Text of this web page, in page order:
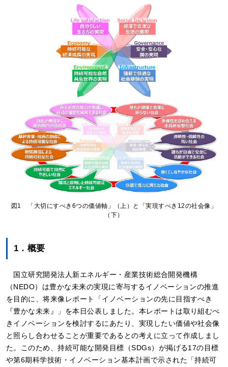
図1 「大切にすべき6つの価値軸」（上）と「実現すべき12の社会像」
（下）
1．概要
国立研究開発法人新エネルギー・産業技術総合開発機構
（NEDO）は豊かな未来の実現に寄与するイノベーションの推進
を目的に、将来像レポート「イノベーションの先に目指すべき
『豊かな未来』」を本日公表しました。本レポートは取り組むべ
きイノベーションを検討するにあたり、実現したい価値や社会像
と照らし合わせることが重要であるとの考えに立って作成しまし
た。このため、持続可能な開発目標（SDGs）が掲げる17の目標
や第6期科学技術・イノベーション基本計画で示された「持続可